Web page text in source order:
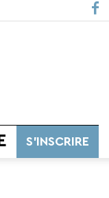
S’INSCRIRE